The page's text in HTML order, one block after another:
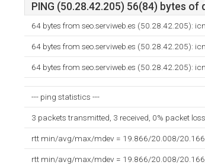
PING (50.28.42.205) 56(84) bytes of
64 bytes from seo.serviweb.es (50.28.42.205):
64 bytes from seo.serviweb.es (50.28.42.205):
64 bytes from seo.serviweb.es (50.28.42.205):
--- ping statistics ---
3 packets transmitted, 3 received, 0% packet
rtt min/avg/max/mdev = 19.866/20.008/
rtt min/avg/max/mdev = 19.866/20.008/